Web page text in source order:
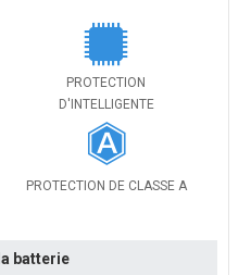
PROTECTION
D'INTELLIGENTE
PROTECTION DE CLASSE A
batterie